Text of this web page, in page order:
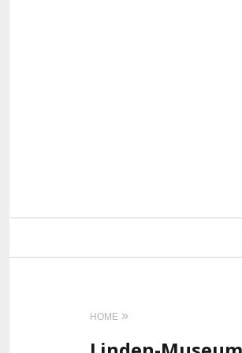
Navigation
HOME